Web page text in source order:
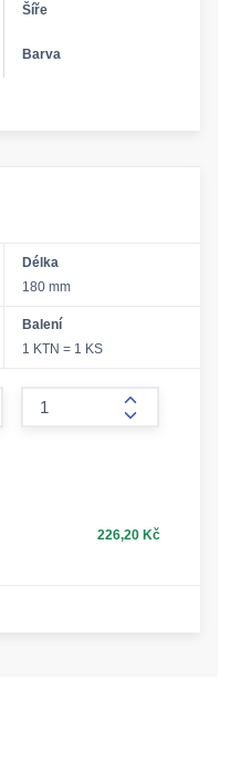
Šíře
Barva
Délka
180 mm
Balení
1 KTN = 1 KS
form.increase-
226,20 Kč